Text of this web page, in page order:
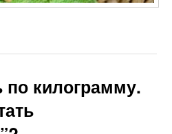
килограмму.